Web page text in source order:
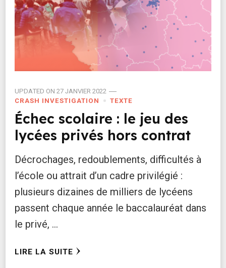
UPDATED ON 27 JANVIER 2022
CRASH INVESTIGATION
TEXTE
Échec scolaire : le jeu des
lycées privés hors contrat
Décrochages, redoublements, difficultés à
l’école ou attrait d’un cadre privilégié :
plusieurs dizaines de milliers de lycéens
passent chaque année le baccalauréat dans
le privé, …
LIRE LA SUITE